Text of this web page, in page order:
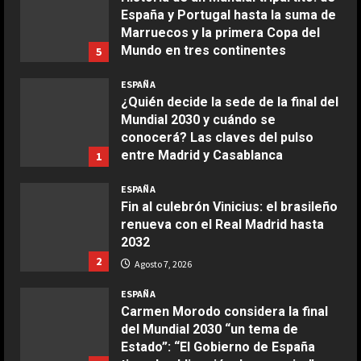
5
España y Portugal hasta la suma de
Marruecos y la primera Copa del
Mundo en tres continentes
1
ESPAÑA
¿Quién decide la sede de la final del
Mundial 2030 y cuándo se
conocerá? Las claves del pulso
entre Madrid y Casablanca
2
ESPAÑA
Fin al culebrón Vinicius: el brasileño
renueva con el Real Madrid hasta
2032
Agosto 7, 2026
ESPAÑA
Carmen Morodo considera la final
del Mundial 2030 “un tema de
Estado”: “El Gobierno de España
Ensalada de habas y alcachofas con
langostinos
Giugno 20, 2026
Ensalada de espinacas deliciosa
COCINA
Boquerones fritos en freidora de
aire
Aprile 24, 2026
Enamoró y llevó al Girona a
Champions y ahora se va al Como
de Cesc Fàbregas
Agosto 7, 2026
DEPORTES
servicios sexuales a árbitros
extranjeros
Agosto 7, 2026
DEPORTES
Argentina establece el 15 de julio